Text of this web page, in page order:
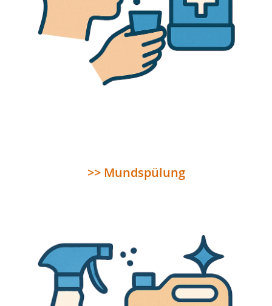
>> Mundspülung